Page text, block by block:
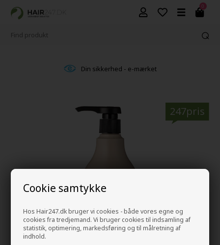
Cookie samtykke
Hos Hair247.dk bruger vi cookies - både vores egne og
cookies fra tredjemand. Vi bruger cookies til indsamling af
statistik, optimering, markedsføring og til målretning af
indhold.
0
Din sikkerhed - e-mærket
247pris